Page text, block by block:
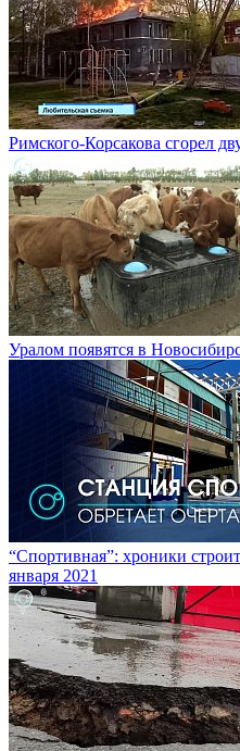
Римского-Корсакова сгорел
Уралом появятся в
“Спортивная”: хроники
января 2021